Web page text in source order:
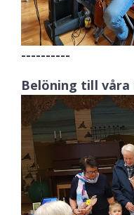
----------
Belöning till våra